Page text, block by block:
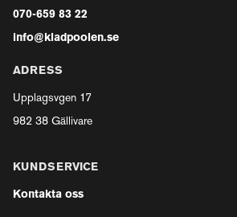
070-659 83 22
info@kladpoolen.se
ADRESS
Upplagsvgen 17
982 38 Gällivare
KUNDSERVICE
Kontakta oss